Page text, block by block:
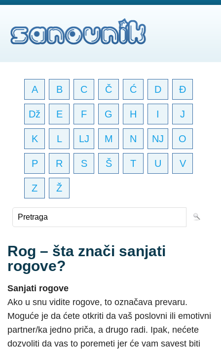
A B C Č Ć D Đ
Dž E F G H I J
K L LJ M N NJ O
P R S Š T U V
Z Ž
Rog – šta znači sanjati
rogove?
Sanjati rogove
Ako u snu vidite rogove, to označava prevaru.
Moguće je da ćete otkriti da vaš poslovni ili emotivni
partner/ka jedno priča, a drugo radi. Ipak, nećete
dozvoliti da vas to poremeti jer će vam savest biti